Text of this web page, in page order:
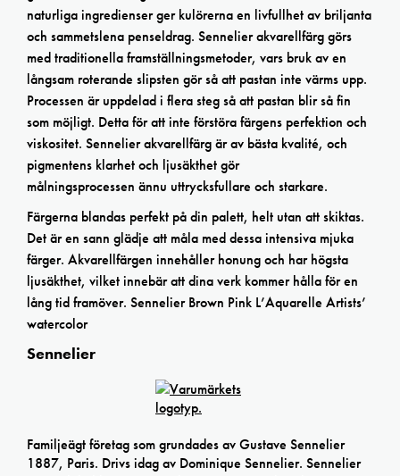
naturliga ingredienser ger kulörerna en livfullhet av briljanta
och sammetslena penseldrag. Sennelier akvarellfärg görs
med traditionella framställningsmetoder, vars bruk av en
långsam roterande slipsten gör så att pastan inte värms upp.
Processen är uppdelad i flera steg så att pastan blir så fin
som möjligt. Detta för att inte förstöra färgens perfektion och
viskositet. Sennelier akvarellfärg är av bästa kvalité, och
pigmentens klarhet och ljusäkthet gör
målningsprocessen ännu uttrycksfullare och starkare.
Färgerna blandas perfekt på din palett, helt utan att skiktas.
Det är en sann glädje att måla med dessa intensiva mjuka
färger. Akvarellfärgen innehåller honung och har högsta
ljusäkthet, vilket innebär att dina verk kommer hålla för en
lång tid framöver. Sennelier Brown Pink L’Aquarelle Artists’
watercolor
Sennelier
Familjeägt företag som grundades av Gustave Sennelier
1887, Paris. Drivs idag av Dominique Sennelier. Sennelier